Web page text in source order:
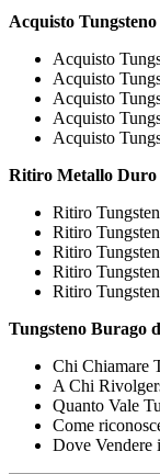
Acquisto
Acquisto
Acquisto
Acquisto
Acquisto
Acquisto
Ritiro Metallo
Ritiro
Ritiro
Ritiro
Ritiro
Ritiro
Tungsteno Burago
Chi Chiamare
A Chi
Quanto Vale
Come
Dove Vendere